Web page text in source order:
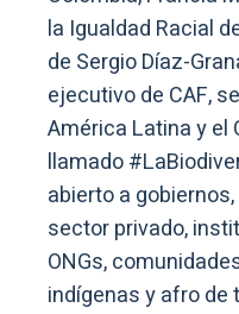
la Igualdad Racial
de Sergio Díaz-
ejecutivo de CAF,
América Latina y el
llamado
abierto a
sector privado,
ONGs,
indígenas y afro de